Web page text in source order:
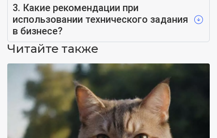
3. Какие рекомендации при
использовании технического задания
в бизнесе?
Читайте также